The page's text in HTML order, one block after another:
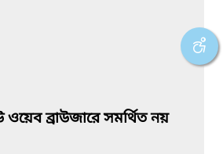
ওয়েব ব্রাউজারে সমর্থিত নয়